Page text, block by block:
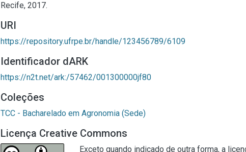
Recife, 2017.
URI
https://repository.ufrpe.br/handle/123456789/6109
Identificador dARK
https://n2t.net/ark:/57462/001300000jf80
Coleções
TCC - Bacharelado em Agronomia (Sede)
Licença Creative Commons
Exceto quando indicado de outra forma, a